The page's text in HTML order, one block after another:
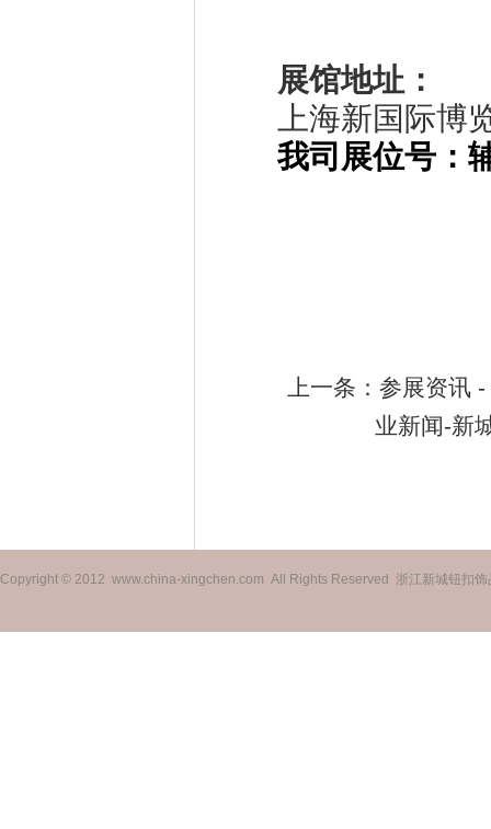
展馆地址：
上海新国际博
我司展位号：
上一条： 参展资讯
业新闻-新
Copyright © 2012 www.china-xingchen.com All Rights Reserved 浙江新城钮扣